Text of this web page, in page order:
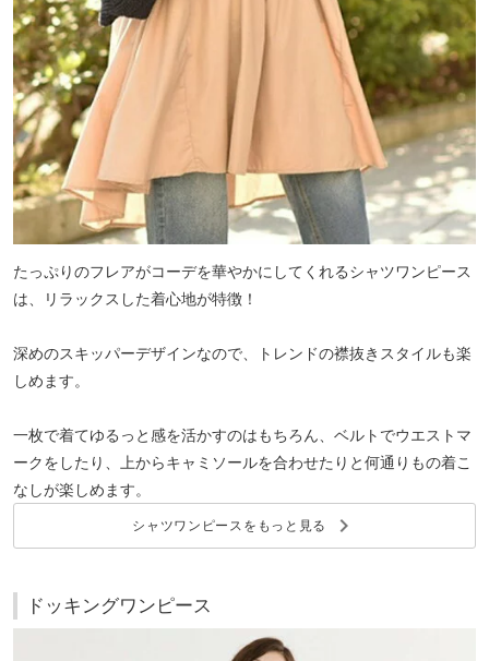
たっぷりのフレアがコーデを華やかにしてくれるシャツワンピース
は、リラックスした着心地が特徴！
深めのスキッパーデザインなので、トレンドの襟抜きスタイルも楽
しめます。
一枚で着てゆるっと感を活かすのはもちろん、ベルトでウエストマ
ークをしたり、上からキャミソールを合わせたりと何通りもの着こ
なしが楽しめます。
シャツワンピースをもっと見る keyboard_arrow_right
ドッキングワンピース